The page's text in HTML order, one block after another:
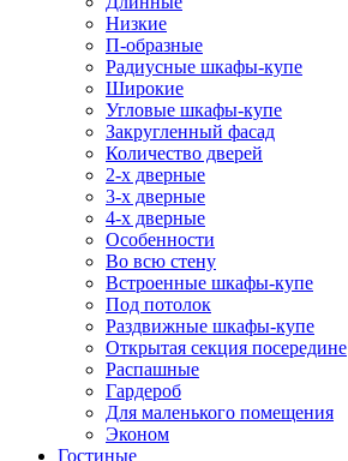
Низкие
П-образные
Радиусные шкафы-купе
Широкие
Угловые шкафы-купе
Закругленный фасад
Количество дверей
2-х дверные
3-х дверные
4-х дверные
Особенности
Во всю стену
Встроенные шкафы-купе
Под потолок
Раздвижные шкафы-купе
Открытая секция посередине
Распашные
Гардероб
Для маленького помещения
Эконом
Гостиные